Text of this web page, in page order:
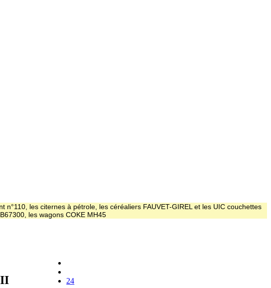
les citernes à pétrole, les céréaliers FAUVET-GIREL et les UIC couchettes
les wagons COKE MH45
24